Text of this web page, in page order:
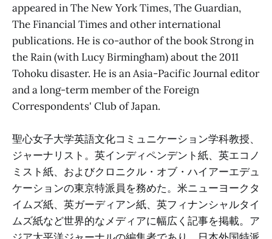
appeared in The New York Times, The Guardian,
The Financial Times and other international
publications. He is co-author of the book Strong in
the Rain (with Lucy Birmingham) about the 2011
Tohoku disaster. He is an Asia-Pacific Journal editor
and a long-term member of the Foreign
Correspondents' Club of Japan.
聖心女子大学英語文化コミュニケーション学科教授、
ジャーナリスト。英インディペンデント紙、英エコノ
ミスト紙、およびクロニクル・オブ・ハイアーエデュ
ケーションの東京特派員を務めた。米ニューヨークタ
イムズ紙、英ガーディアン紙、英フィナンシャルタイ
ムズ紙など世界的なメディアに幅広く記事を掲載。ア